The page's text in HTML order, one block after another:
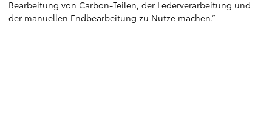
Bearbeitung von Carbon-Teilen, der Lederverarbeitung und
der manuellen Endbearbeitung zu Nutze machen.“